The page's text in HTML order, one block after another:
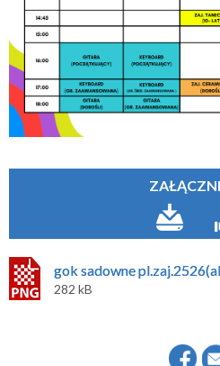
gok sadowne
282 kB